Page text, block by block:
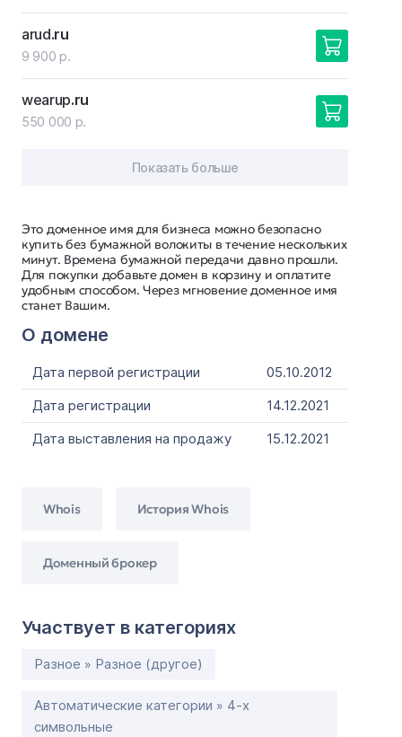
Это доменное имя для бизнеса можно безопасно
купить без бумажной волокиты в течение нескольких
минут. Времена бумажной передачи давно прошли.
Для покупки добавьте домен в корзину и оплатите
удобным способом. Через мгновение доменное имя
станет Вашим.
О домене
Дата первой регистрации
05.10.2012
Дата регистрации
14.12.2021
Дата выставления на продажу
15.12.2021
Whois История Whois
Доменный брокер
Участвует в категориях
Разное » Разное (другое)
Автоматические категории » 4-х
символьные
arud.ru
9 900 р.
wearup.ru
550 000 р.
Показать больше